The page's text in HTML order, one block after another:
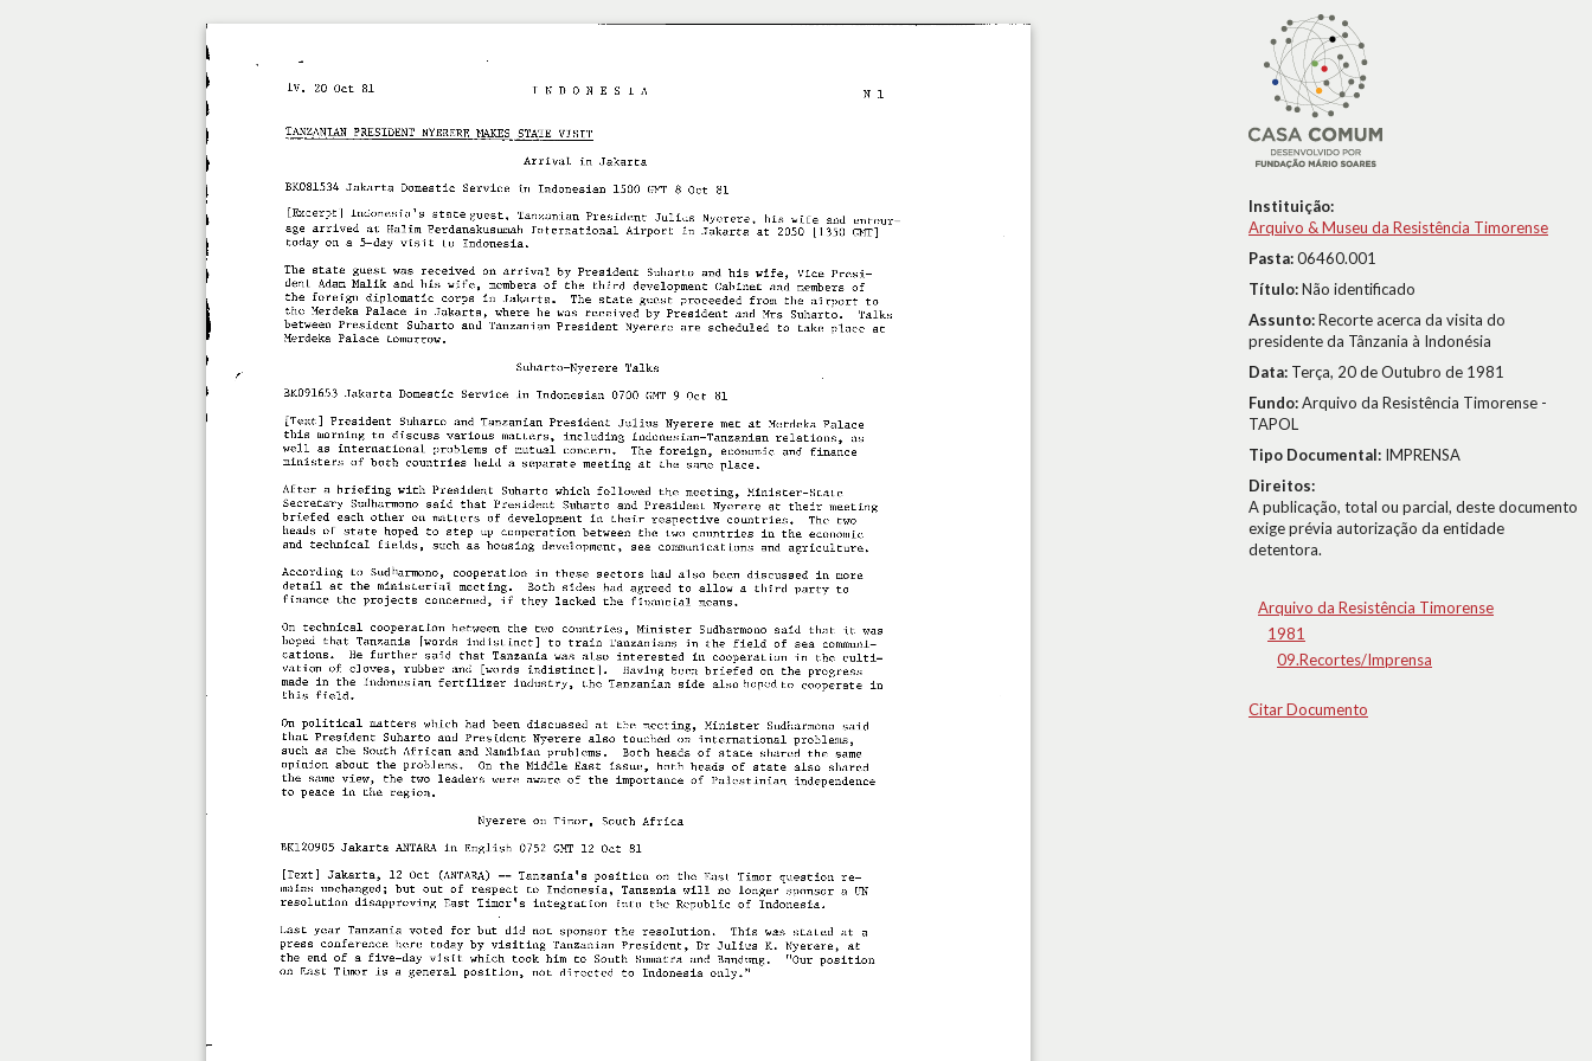
Instituição:
Arquivo & Museu da Resistência Timorense
Pasta:06460.001
Título:Não identificado
Assunto:Recorte acerca da visita do
presidente da Tânzania à Indonésia
Data: Terça, 20 de Outubro de 1981
Fundo:Arquivo da Resistência Timorense -
TAPOL
Tipo Documental: IMPRENSA
Direitos:
A publicação, total ou parcial, deste documento
exige prévia autorização da entidade
detentora.
Arquivo da Resistência Timorense
1981
09.Recortes/Imprensa
Citar Documento